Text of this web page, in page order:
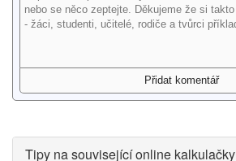
Tipy na související online kalkulačky